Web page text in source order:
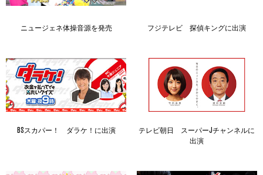
ニュージェネ体操音源を発売 フジテレビ 探偵キングに出演
BSスカパー！ ダラケ！に出演
テレビ朝日 スーパーJチャンネルに
出演